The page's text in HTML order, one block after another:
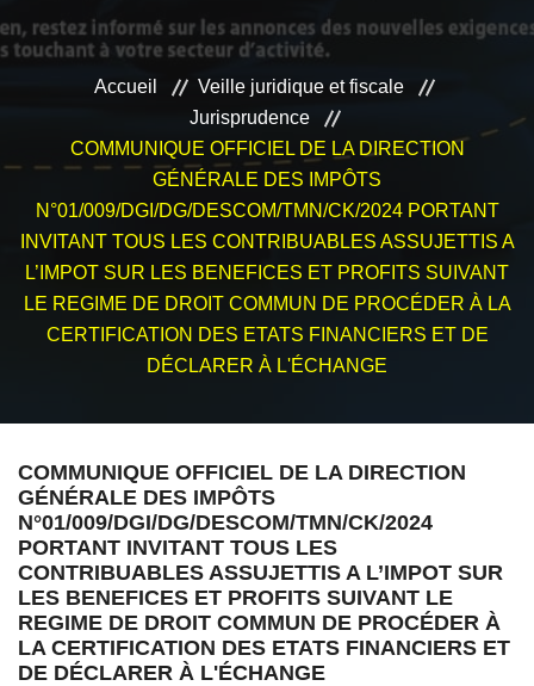
Accueil
Veille juridique et fiscale
Jurisprudence
COMMUNIQUE OFFICIEL DE LA DIRECTION
GÉNÉRALE DES IMPÔTS
N°01/009/DGI/DG/DESCOM/TMN/CK/2024 PORTANT
INVITANT TOUS LES CONTRIBUABLES ASSUJETTIS A
L’IMPOT SUR LES BENEFICES ET PROFITS SUIVANT
LE REGIME DE DROIT COMMUN DE PROCÉDER À LA
CERTIFICATION DES ETATS FINANCIERS ET DE
DÉCLARER À L'ÉCHANGE
COMMUNIQUE OFFICIEL DE LA DIRECTION
GÉNÉRALE DES IMPÔTS
N°01/009/DGI/DG/DESCOM/TMN/CK/2024
PORTANT INVITANT TOUS LES
CONTRIBUABLES ASSUJETTIS A L’IMPOT SUR
LES BENEFICES ET PROFITS SUIVANT LE
REGIME DE DROIT COMMUN DE PROCÉDER À
LA CERTIFICATION DES ETATS FINANCIERS ET
DE DÉCLARER À L'ÉCHANGE